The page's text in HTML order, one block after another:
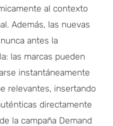
al contexto
Además, las nuevas
antes la
las marcas pueden
instantáneamente
relevantes, insertando
directamente
la campaña Demand